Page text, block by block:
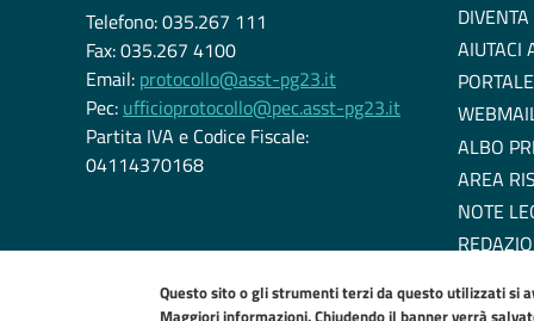
Questo sito o gli strumenti terzi da questo utilizzati
Maggiori informazioni. Chiudendo il banner verrà
Telefono: 035.267 111
Fax: 035.267 4100
Email: protocollo@asst-pg23.it
Pec: ufficioprotocollo@pec.asst-pg23.it
Partita IVA e Codice Fiscale:
04114370168
AIUTACI
ALBO
AREA
NOTE
EU